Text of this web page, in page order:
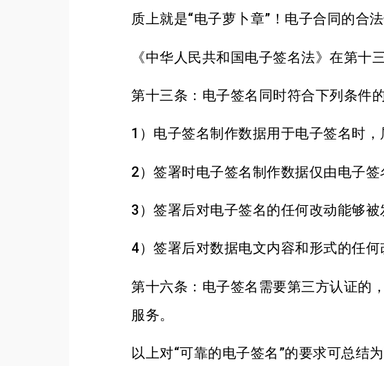
质上就是“电子萝卜章”！电子合同的合
《中华人民共和国电子签名法》在第十
第十三条：电子签名同时符合下列条件
1）电子签名制作数据用于电子签名时，
2）签署时电子签名制作数据仅由电子签
3）签署后对电子签名的任何改动能够被
4）签署后对数据电文内容和形式的任何
第十六条：电子签名需要第三方认证的
服务。
以上对“可靠的电子签名”的要求可总结为